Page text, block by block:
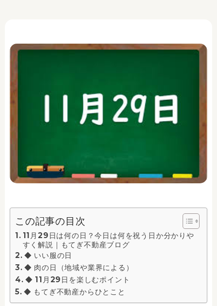
この記事の目次
11月29日は何の日？今日は何を祝う日か分かりや
すく解説｜もてぎ不動産ブログ
◆ いい服の日
◆ 肉の日（地域や業界による）
◆ 11月29日を楽しむポイント
◆ もてぎ不動産からひとこと